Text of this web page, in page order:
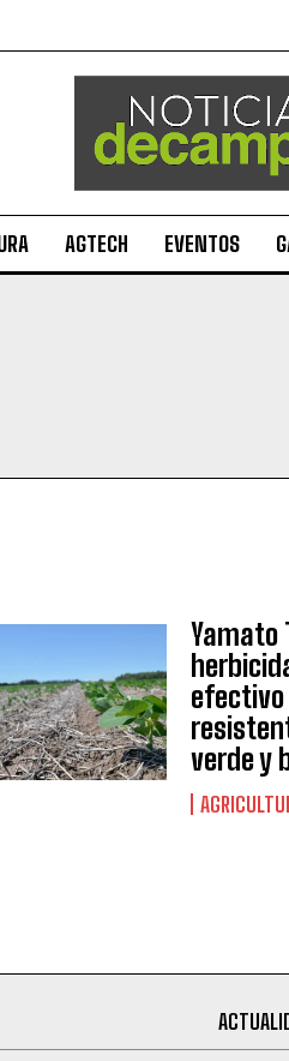
AGTECH EVENTOS
Yamato
efectivo
verde y